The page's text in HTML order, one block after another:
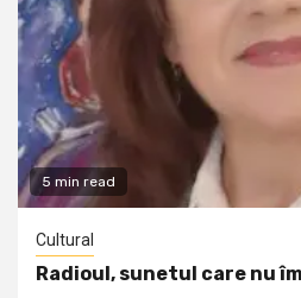
5 min read
Cultural
Radioul, sunetul care nu